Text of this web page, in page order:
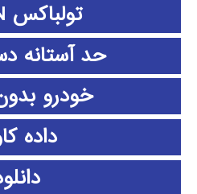
تولباکس WLAN
حد آستانه
خودرو
داده